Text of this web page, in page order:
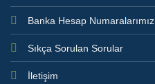
Banka Hesap Numaralarımız
Sıkça Sorulan Sorular
İletişim